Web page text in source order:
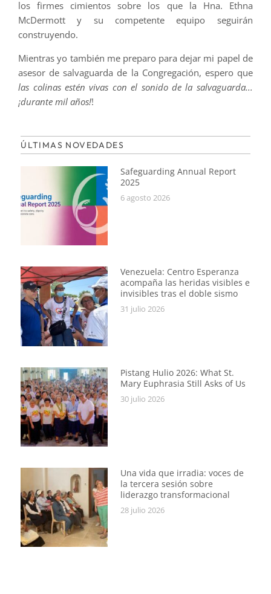
los firmes cimientos sobre los que la Hna. Ethna
McDermott y su competente equipo seguirán
construyendo.
Mientras yo también me preparo para dejar mi papel de
asesor de salvaguarda de la Congregación, espero que
las colinas estén vivas con el sonido de la salvaguarda...
¡durante mil años!!
ÚLTIMAS NOVEDADES
Safeguarding Annual Report
2025
6 agosto 2026
Venezuela: Centro Esperanza
acompaña las heridas visibles e
invisibles tras el doble sismo
31 julio 2026
Pistang Hulio 2026: What St.
Mary Euphrasia Still Asks of Us
30 julio 2026
Una vida que irradia: voces de
la tercera sesión sobre
liderazgo transformacional
28 julio 2026